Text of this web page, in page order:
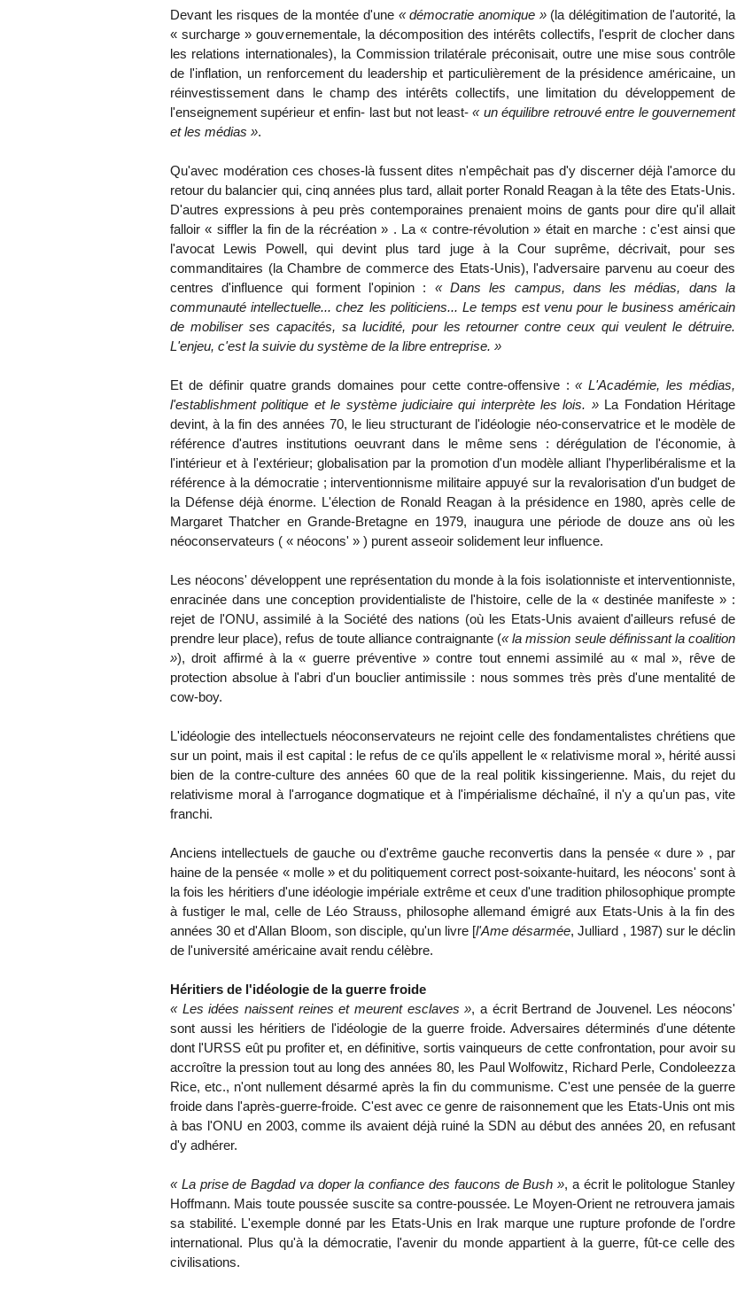
Devant les risques de la montée d'une « démocratie anomique »(la délégitimation de l'autorité, la
« surcharge » gouvernementale, la décomposition des intérêts collectifs, l'esprit de clocher dans
les relations internationales), la Commission trilatérale préconisait, outre une mise sous contrôle
de l'inflation, un renforcement du leadership et particulièrement de la présidence américaine, un
réinvestissement dans le champ des intérêts collectifs, une limitation du développement de
l'enseignement supérieur et enfin- last but not least-« un équilibre retrouvé entre le gouvernement
et les médias ».
Qu'avec modération ces choses-là fussent dites n'empêchait pas d'y discerner déjà l'amorce du
retour du balancier qui, cinq années plus tard, allait porter Ronald Reagan à la tête des Etats-Unis.
D'autres expressions à peu près contemporaines prenaient moins de gants pour dire qu'il allait
falloir « siffler la fin de la récréation » . La « contre-révolution » était en marche : c'est ainsi que
l'avocat Lewis Powell, qui devint plus tard juge à la Cour suprême, décrivait, pour ses
commanditaires (la Chambre de commerce des Etats-Unis), l'adversaire parvenu au coeur des
centres d'influence qui forment l'opinion : « Dans les campus, dans les médias, dans la
communauté intellectuelle... chez les politiciens... Le temps est venu pour le business américain
de mobiliser ses capacités, sa lucidité, pour les retourner contre ceux qui veulent le détruire.
L'enjeu, c'est la suivie du système de la libre entreprise. »
Et de définir quatre grands domaines pour cette contre-offensive :« L'Académie, les médias,
l'establishment politique et le système judiciaire qui interprète les lois. »La Fondation Héritage
devint, à la fin des années 70, le lieu structurant de l'idéologie néo-conservatrice et le modèle de
référence d'autres institutions oeuvrant dans le même sens : dérégulation de l'économie, à
l'intérieur et à l'extérieur; globalisation par la promotion d'un modèle alliant l'hyperlibéralisme et la
référence à la démocratie ; interventionnisme militaire appuyé sur la revalorisation d'un budget de
la Défense déjà énorme. L'élection de Ronald Reagan à la présidence en 1980, après celle de
Margaret Thatcher en Grande-Bretagne en 1979, inaugura une période de douze ans où les
néoconservateurs ( « néocons' » ) purent asseoir solidement leur influence.
Les néocons' développent une représentation du monde à la fois isolationniste et interventionniste,
enracinée dans une conception providentialiste de l'histoire, celle de la « destinée manifeste » :
rejet de l'ONU, assimilé à la Société des nations (où les Etats-Unis avaient d'ailleurs refusé de
prendre leur place), refus de toute alliance contraignante (« la mission seule définissant la coalition
»), droit affirmé à la « guerre préventive » contre tout ennemi assimilé au « mal », rêve de
protection absolue à l'abri d'un bouclier antimissile : nous sommes très près d'une mentalité de
cow-boy.
L'idéologie des intellectuels néoconservateurs ne rejoint celle des fondamentalistes chrétiens que
sur un point, mais il est capital : le refus de ce qu'ils appellent le « relativisme moral », hérité aussi
bien de la contre-culture des années 60 que de la real politik kissingerienne. Mais, du rejet du
relativisme moral à l'arrogance dogmatique et à l'impérialisme déchaîné, il n'y a qu'un pas, vite
franchi.
Anciens intellectuels de gauche ou d'extrême gauche reconvertis dans la pensée « dure » , par
haine de la pensée « molle » et du politiquement correct post-soixante-huitard, les néocons' sont à
la fois les héritiers d'une idéologie impériale extrême et ceux d'une tradition philosophique prompte
à fustiger le mal, celle de Léo Strauss, philosophe allemand émigré aux Etats-Unis à la fin des
années 30 et d'Allan Bloom, son disciple, qu'un livre [l'Ame désarmée, Julliard , 1987) sur le déclin
de l'université américaine avait rendu célèbre.
Héritiers de l'idéologie de la guerre froide
« Les idées naissent reines et meurent esclaves », a écrit Bertrand de Jouvenel. Les néocons'
sont aussi les héritiers de l'idéologie de la guerre froide. Adversaires déterminés d'une détente
dont l'URSS eût pu profiter et, en définitive, sortis vainqueurs de cette confrontation, pour avoir su
accroître la pression tout au long des années 80, les Paul Wolfowitz, Richard Perle, Condoleezza
Rice, etc., n'ont nullement désarmé après la fin du communisme. C'est une pensée de la guerre
froide dans l'après-guerre-froide. C'est avec ce genre de raisonnement que les Etats-Unis ont mis
à bas l'ONU en 2003, comme ils avaient déjà ruiné la SDN au début des années 20, en refusant
d'y adhérer.
« La prise de Bagdad va doper la confiance des faucons de Bush », a écrit le politologue Stanley
Hoffmann. Mais toute poussée suscite sa contre-poussée. Le Moyen-Orient ne retrouvera jamais
sa stabilité. L'exemple donné par les Etats-Unis en Irak marque une rupture profonde de l'ordre
international. Plus qu'à la démocratie, l'avenir du monde appartient à la guerre, fût-ce celle des
civilisations.